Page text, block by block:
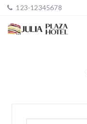
123-12345678